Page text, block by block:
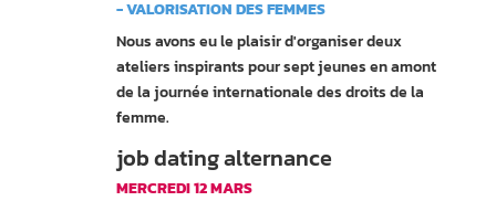
- VALORISATION DES FEMMES
Nous avons eu le plaisir d'organiser deux
ateliers inspirants pour sept jeunes en amont
de la journée internationale des droits de la
femme.
job dating alternance
MERCREDI 12 MARS